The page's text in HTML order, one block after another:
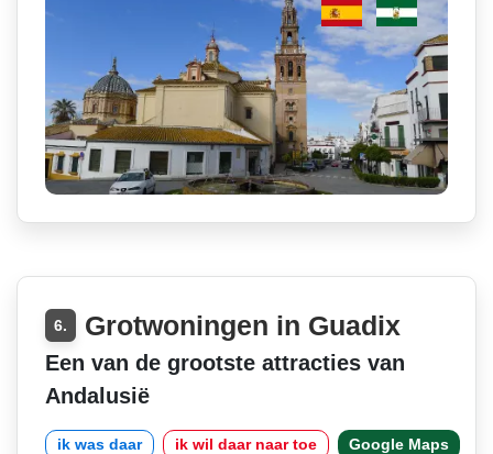
6. Grotwoningen in Guadix
Een van de grootste attracties van
Andalusië
ik was daar ik wil daar naar toe Google Maps